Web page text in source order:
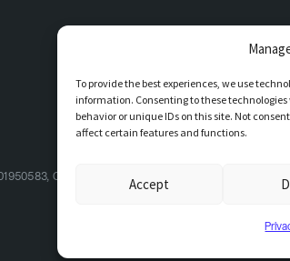
To provide the best experiences, we use
information. Consenting to these
behavior or unique IDs on this site. Not
affect certain features and functions.
Accept
Codice univoco d’ufficio UFMV3C